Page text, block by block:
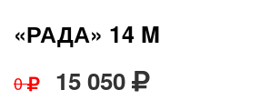
«РАДА» 14 M
0 15 050